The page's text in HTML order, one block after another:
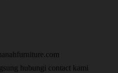
hubungi contact kami